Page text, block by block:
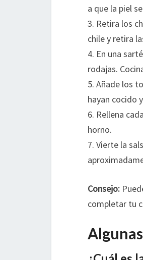
a que la piel
3. Retira los
chile y retira
4. En una
rodajas.
5. Añade los
hayan cocido
6. Rellena
horno.
7. Vierte la
Consejo:
completar tu